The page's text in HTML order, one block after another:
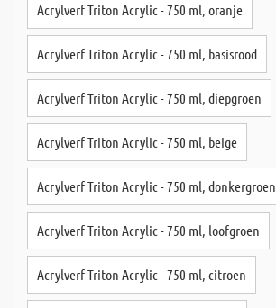
Acrylverf Triton Acrylic - 750 ml, oranje
Acrylverf Triton Acrylic - 750 ml, basisrood
Acrylverf Triton Acrylic - 750 ml, diepgroen
Acrylverf Triton Acrylic - 750 ml, beige
Acrylverf Triton Acrylic - 750 ml, donkergroen
Acrylverf Triton Acrylic - 750 ml, loofgroen
Acrylverf Triton Acrylic - 750 ml, citroen